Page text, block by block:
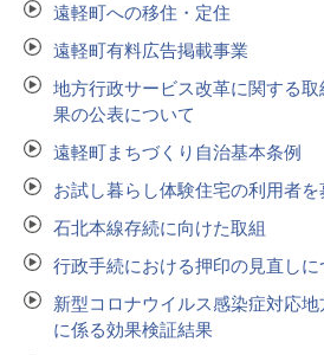
遠軽町への移住・定住
遠軽町有料広告掲載事業
地方行政サービス改革に関する
果の公表について
遠軽町まちづくり自治基本条例
お試し暮らし体験住宅の利用者を
石北本線存続に向けた取組
行政手続における押印の見直しに
新型コロナウイルス感染症対応
に係る効果検証結果